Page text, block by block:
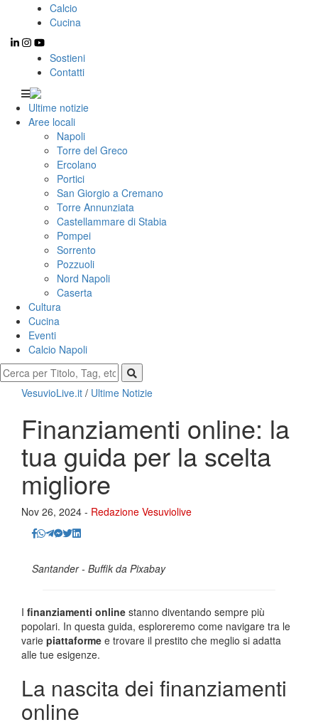
Calcio
Cucina
Sostieni
Contatti
Ultime notizie
Aree locali
Napoli
Torre del Greco
Ercolano
Portici
San Giorgio a Cremano
Torre Annunziata
Castellammare di Stabia
Pompei
Sorrento
Pozzuoli
Nord Napoli
Caserta
Cultura
Cucina
Eventi
Calcio Napoli
VesuvioLive.it / Ultime Notizie
Finanziamenti online: la
tua guida per la scelta
migliore
Nov 26, 2024 - Redazione Vesuviolive
Santander - Buffik da Pixabay
I finanziamenti online stanno diventando sempre più
popolari. In questa guida, esploreremo come navigare tra le
varie piattaforme e trovare il prestito che meglio si adatta
alle tue esigenze.
La nascita dei finanziamenti
online